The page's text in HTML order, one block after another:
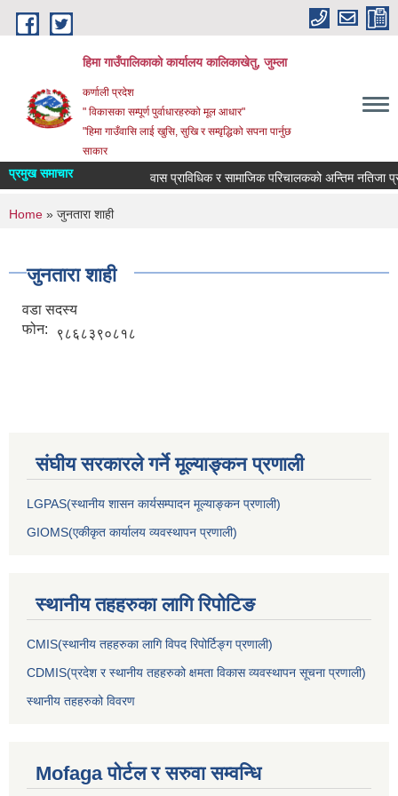
Skip to main content
हिमा गाउँपालिकाकाे कार्यालय कालिकाखेतु, जुम्ला
कर्णाली प्रदेश
" विकासका सम्पूर्ण पुर्वाधारहरुको मूल आधार"
"हिमा गाउँवासि लाई खुसि, सुखि र सम्वृद्धिको सपना पार्नुछ
साकार
प्रमुख समाचार वास प्राविधिक र सामाजिक परिचालकको अन्तिम नतिजा
You are here
Home » जुनतारा शाही
जुनतारा शाही
वडा सदस्य
फोन:
९८६८३९०८१८
संघीय सरकारले गर्ने मूल्याङ्कन प्रणाली
LGPAS(स्थानीय शासन कार्यसम्पादन मूल्याङ्कन प्रणाली)
GIOMS(एकीकृत कार्यालय व्यवस्थापन प्रणाली)
स्थानीय तहहरुका लागि रिपोटिङ
CMIS(स्थानीय तहहरुका लागि विपद रिपोर्टिङ्ग प्रणाली)
CDMIS(प्रदेश र स्थानीय तहहरुको क्षमता विकास व्यवस्थापन सूचना प्रणाली)
स्थानीय तहहरुको विवरण
Mofaga पोर्टल र सरुवा सम्वन्धि